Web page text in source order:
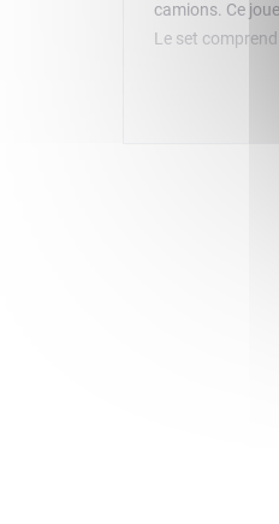
camions. Ce
Le set
voiture de
modèles et les
peuvent les